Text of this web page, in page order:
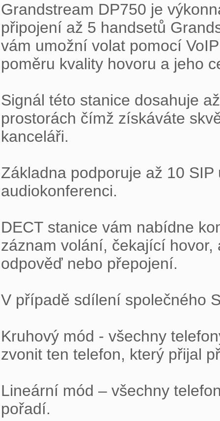
Grandstream DP750 je
připojení až 5 handsetů
vám umožní volat pomocí
poměru kvality hovoru a jeho
Signál této stanice dosahuje
prostorách čímž získáváte
kanceláři.
Základna podporuje až 10
audiokonferenci.
DECT stanice vám nabídne
záznam volání, čekající
odpověď nebo přepojení.
V případě sdílení společného
Kruhový mód - všechny
zvonit ten telefon, který přijal
Lineární mód – všechny
pořadí.